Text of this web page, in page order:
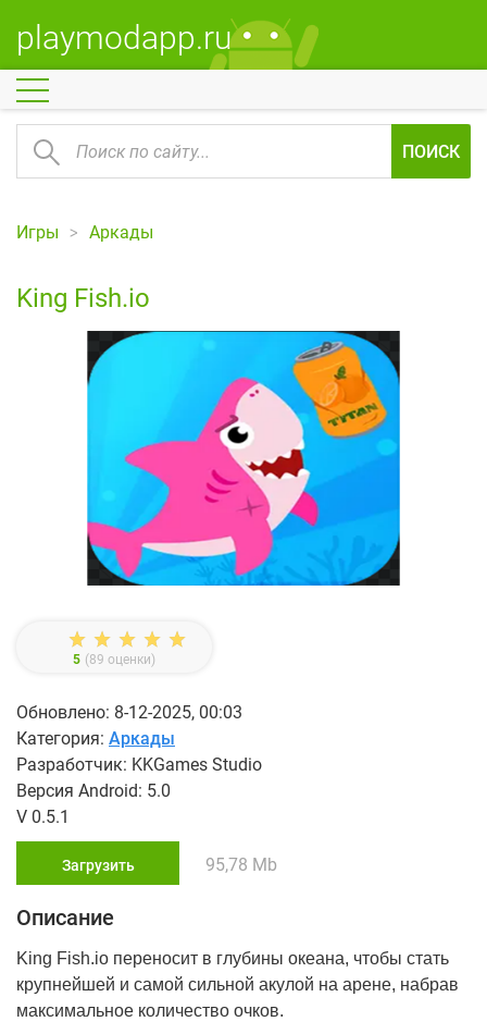
playmodapp.ru
ПОИСК
Игры Аркады
King Fish.io
5 (89 оценки)
Обновлено: 8-12-2025, 00:03
Категория: Аркады
Разработчик: KKGames Studio
Версия Android: 5.0
V 0.5.1
Загрузить 95,78 Mb
Описание
King Fish.io переносит в глубины океана, чтобы стать
крупнейшей и самой сильной акулой на арене, набрав
максимальное количество очков.